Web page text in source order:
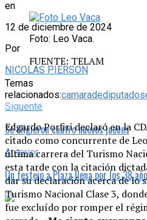
Foto: Leo Vaca.
FUENTE: TELAM
Temas
relacionados:camaradediputados
Siguente
Se eligieron cuatro nuevos jueces
Anterior
Un festejo a Plaza llena por los 38
en
12 de diciembre de 2024
Por
NICOLAS PIERSON
Edgardo Porfiri declaró en la
citado como concurrente de
última carrera del Turismo
esta tarde con la citación
dar su declaración acerca de lo
Turismo Nacional Clase 3,
fue excluído por romper el